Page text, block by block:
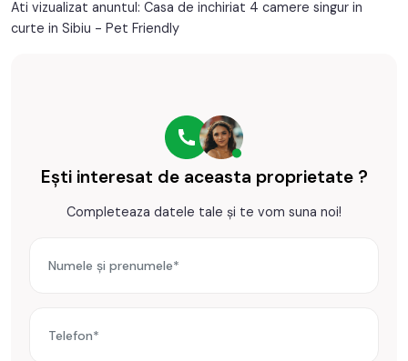
Casa este disponibila imediat. Se accepta animale de
companie, muncitori, asiatici, etc.
Contor gaz
Ati vizualizat anuntul: Casa de inchiriat 4 camere singur in
curte in Sibiu - Pet Friendly
Ești interesat de aceasta proprietate ?
Completeaza datele tale și te vom suna noi!